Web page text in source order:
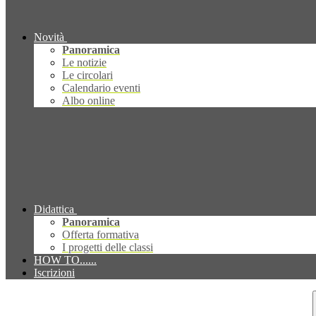
Novità
Panoramica
Le notizie
Le circolari
Calendario eventi
Albo online
Didattica
Panoramica
Offerta formativa
I progetti delle classi
HOW TO......
Iscrizioni